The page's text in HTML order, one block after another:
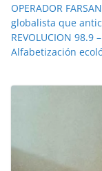
OPERADOR
globalista que
REVOLUCION 98.9
Alfabetización